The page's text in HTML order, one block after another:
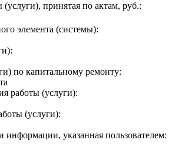
принятая по актам, руб.:
элемента (системы):
по капитальному ремонту:
работы (услуги):
(услуги):
информации, указанная пользователем: